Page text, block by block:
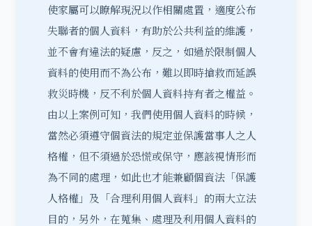
使家屬可以瞭解現況以作相關處置，適度公布
失聯者的個人資料，有助於公共利益的維護，
並不會有違法的疑慮，反之，如過於限制個人
資料的使用而不為公布，難以即時搶救而延誤
救災時機，反不利於個人資料持有者之權益。
由以上案例可知，我們使用個人資料的時候，
當然必須遵守個資法的規定並保護當事人之人
格權，但不須過於恐慌或保守，應該視情形而
為不同的處理，如此也才能兼顧個資法「保護
人格權」及「合理利用個人資料」的兩大立法
目的，另外，在蒐集、處理及利用個人資料的